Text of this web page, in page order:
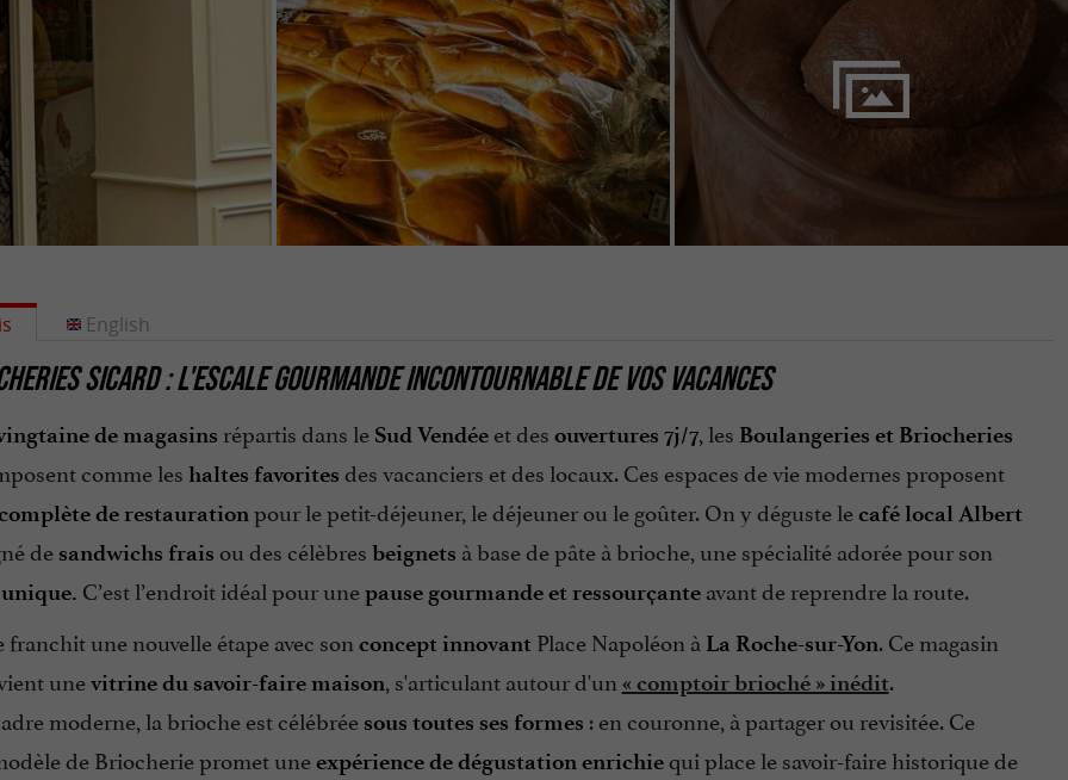
SICARD : L'ESCALE GOURMANDE INCONTOURNABLE DE VOS VACANCES
de magasins répartis dans le Sud Vendéeet des ouvertures 7j/7, les Boulangeries et Briocheries
comme les haltes favorites des vacanciers et des locaux. Ces espaces de vie modernes proposent
de restaurationpour le petit-déjeuner, le déjeuner ou le goûter. On y déguste lecafé local Albert
de sandwichs frais ou des célèbres beignets à base de pâte à brioche, une spécialité adorée pour son
C’est l’endroit idéal pour unepause gourmande et ressourçanteavant de reprendre la route.
franchit une nouvelle étape avec son concept innovant Place Napoléon à La Roche-sur-Yon. Ce magasin
unevitrine du savoir-faire maison, s'articulant autour d'un « comptoir brioché » inédit.
moderne, la brioche est célébrée sous toutes ses formes : en couronne, à partager ou revisitée. Ce
de Briocherie promet uneexpérience de dégustation enrichiequi place le savoir-faire historique de
English